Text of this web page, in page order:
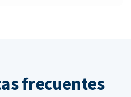
frecuentes